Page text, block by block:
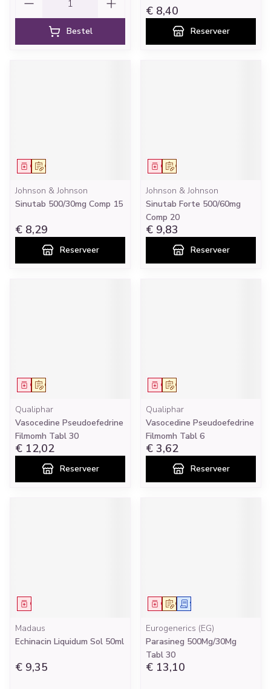
Bestel
€ 8,40
Reserveer
Op voorschrift
Geneesmiddel
Johnson & Johnson
Sinutab 500/30mg Comp 15
€ 8,29
Reserveer
Op voorschrift
Geneesmiddel
Johnson & Johnson
Sinutab Forte 500/60mg
Comp 20
€ 9,83
Reserveer
Op voorschrift
Geneesmiddel
Qualiphar
Vasocedine Pseudoefedrine
Filmomh Tabl 30
€ 12,02
Reserveer
Op voorschrift
Geneesmiddel
Qualiphar
Vasocedine Pseudoefedrine
Filmomh Tabl 6
€ 3,62
Reserveer
Geneesmiddel
Madaus
Echinacin Liquidum Sol 50ml
€ 9,35
Op voorschrift
GeneesmiddelSchriftelijke aanvraag
Eurogenerics (EG)
Parasineg 500Mg/30Mg
Tabl 30
€ 13,10